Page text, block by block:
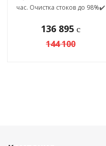
час. Очистка стоков до 98%✔️
136 895 c
144 100